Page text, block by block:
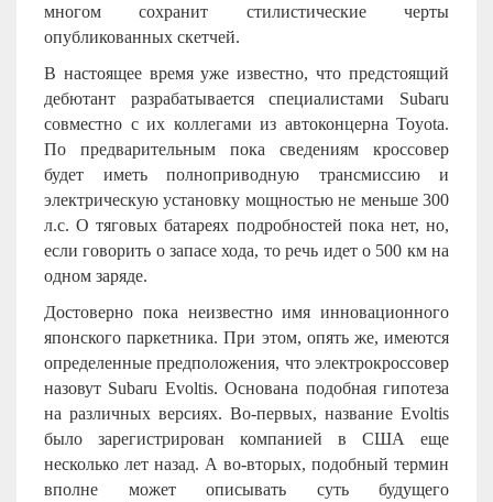
многом сохранит стилистические черты
опубликованных скетчей.
В настоящее время уже известно, что предстоящий
дебютант разрабатывается специалистами Subaru
совместно с их коллегами из автоконцерна Toyota.
По предварительным пока сведениям кроссовер
будет иметь полноприводную трансмиссию и
электрическую установку мощностью не меньше 300
л.с. О тяговых батареях подробностей пока нет, но,
если говорить о запасе хода, то речь идет о 500 км на
одном заряде.
Достоверно пока неизвестно имя инновационного
японского паркетника. При этом, опять же, имеются
определенные предположения, что электрокроссовер
назовут Subaru Evoltis. Основана подобная гипотеза
на различных версиях. Во-первых, название Evoltis
было зарегистрирован компанией в США еще
несколько лет назад. А во-вторых, подобный термин
вполне может описывать суть будущего